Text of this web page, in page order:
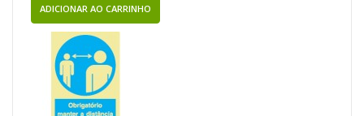
ADICIONAR AO CARRINHO